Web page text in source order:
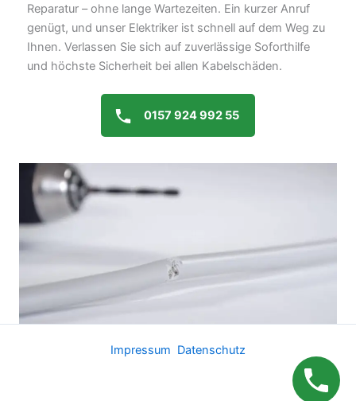
Reparatur – ohne lange Wartezeiten. Ein kurzer Anruf
genügt, und unser Elektriker ist schnell auf dem Weg zu
Ihnen. Verlassen Sie sich auf zuverlässige Soforthilfe
und höchste Sicherheit bei allen Kabelschäden.
0157 924 992 55
Impressum Datenschutz